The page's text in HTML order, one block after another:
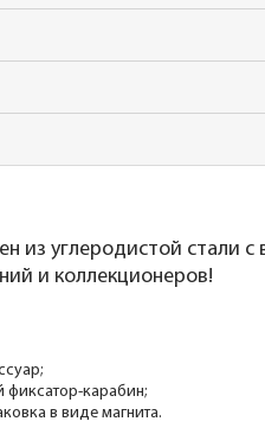
из углеродистой стали
и коллекционеров!
фиксатор-карабин;
в виде магнита.